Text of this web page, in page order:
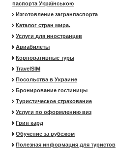
паспорта Українською
Изготовление загранпаспорта
Каталог стран мира.
Услуги для иностранцев
Авиабилеты
Корпоративные туры
TravelSIM
Посольства в Украине
Бронирование гостиницы
Туристическое страхование
Услуги по оформлению виз
Грин кард
Обучение за рубежом
Полезная информация для туристов